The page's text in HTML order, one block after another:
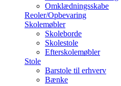
Omklædningsskabe
Reoler/Opbevaring
Skolemøbler
Skoleborde
Skolestole
Efterskolemøbler
Stole
Barstole til erhverv
Bænke